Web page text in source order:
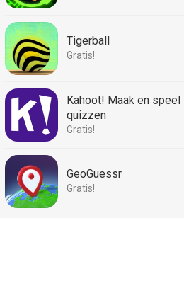
Tigerball
Gratis!
Kahoot! Maak en speel
quizzen
Gratis!
GeoGuessr
Gratis!